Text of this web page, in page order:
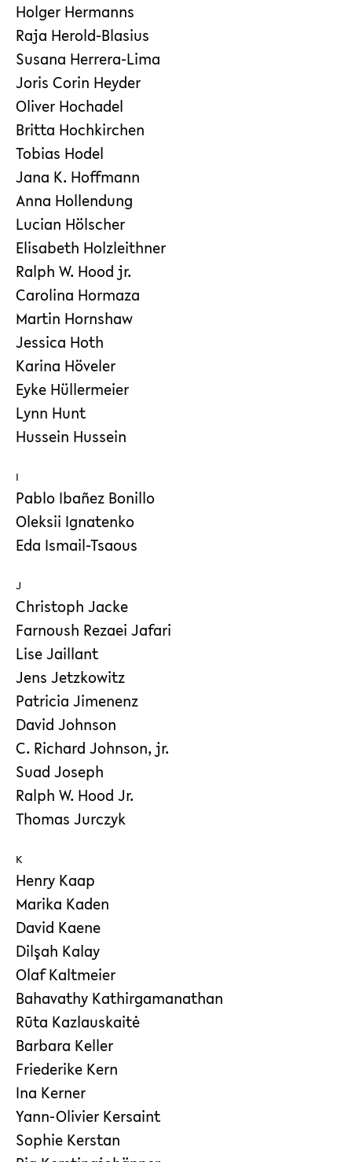
Holger Hermanns
Raja Herold-Blasius
Susana Herrera-Lima
Joris Corin Heyder
Oliver Hochadel
Britta Hochkirchen
Tobias Hodel
Jana K. Hoffmann
Anna Hollendung
Lucian Hölscher
Elisabeth Holzleithner
Ralph W. Hood jr.
Carolina Hormaza
Martin Hornshaw
Jessica Hoth
Karina Höveler
Eyke Hüllermeier
Lynn Hunt
Hussein Hussein
I
Pablo Ibañez Bonillo
Oleksii Ignatenko
Eda Ismail-Tsaous
J
Christoph Jacke
Farnoush Rezaei Jafari
Lise Jaillant
Jens Jetzkowitz
Patricia Jimenenz
David Johnson
C. Richard Johnson, jr.
Suad Joseph
Ralph W. Hood Jr.
Thomas Jurczyk
K
Henry Kaap
Marika Kaden
David Kaene
Dilşah Kalay
Olaf Kaltmeier
Bahavathy Kathirgamanathan
Rūta Kazlauskaitė
Barbara Keller
Friederike Kern
Ina Kerner
Yann-Olivier Kersaint
Sophie Kerstan